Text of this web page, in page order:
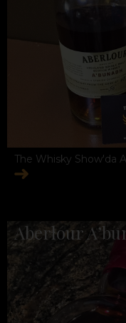
The Whisky Show'da
Aberlour